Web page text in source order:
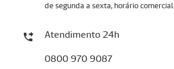
de segunda a sexta, horário comercial
Atendimento 24h
0800 970 9087